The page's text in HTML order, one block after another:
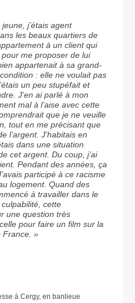
j’étais agent
les beaux quartiers de
à un client qui
me proposer de lui
appartenait à sa grand-
: elle ne voulait pas
un peu stupéfait et
J’en ai parlé à mon
mal à l’aise avec cette
que je ne veuille
tout en me précisant que
l’argent. J’habitais en
dans une situation
cet argent. Du coup, j’ai
Pendant des années, ça
participé à ce racisme
logement. Quand des
à travailler dans le
cette
une question très
pour faire un film sur la
France. »
à Cergy, en banlieue